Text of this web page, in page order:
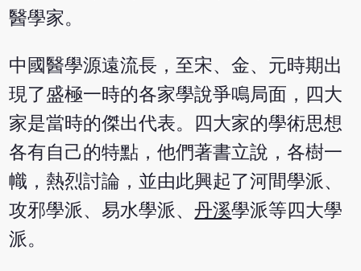
醫學家。
中國醫學源遠流長，至宋、金、元時期出
現了盛極一時的各家學說爭鳴局面，四大
家是當時的傑出代表。四大家的學術思想
各有自己的特點，他們著書立說，各樹一
幟，熱烈討論，並由此興起了河間學派、
攻邪學派、易水學派、丹溪學派等四大學
派。